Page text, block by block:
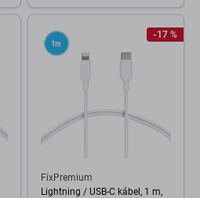
-17 %
FixPremium
Lightning / USB-C kábel, 1 m,